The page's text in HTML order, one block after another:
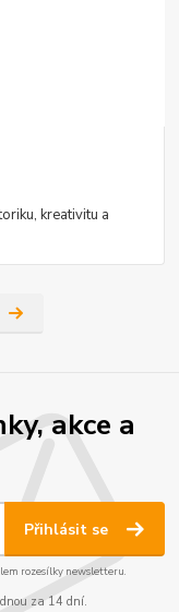
kreativitu a
akce a
Přihlásit se
rozesílky newsletteru.
za 14 dní.